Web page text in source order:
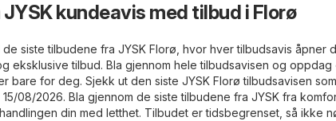
kundeavis med tilbud i Florø
siste tilbudene fra JYSK Florø, hvor hver tilbudsavis åpner
eksklusive tilbud. Bla gjennom hele tilbudsavisen og oppdag
bare for deg. Sjekk ut den siste JYSK Florø tilbudsavisen
08/2026. Bla gjennom de siste tilbudene fra JYSK fra
din med letthet. Tilbudet er tidsbegrenset, så ikke